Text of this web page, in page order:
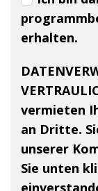
erhalten.
vermieten
an Dritte.
unserer
Sie unten